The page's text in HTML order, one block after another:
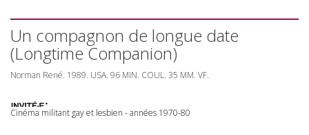
Un compagnon de longue date
(Longtime Companion)
Norman René. 1989. USA. 96 MIN. COUL. 35 MM. VF.
Cinéma militant gay et lesbien - années 1970-80